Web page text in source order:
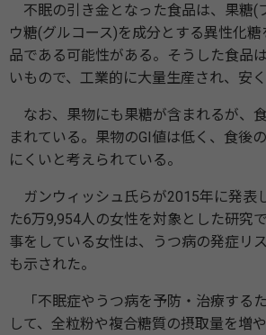
不眠の引き金となった食品は、果糖(
ウ糖(グルコース)を成分とする異性化
品である可能性がある。そうした食品
いもので、工業的に大量生産され、安
なお、果物にも果糖が含まれるが、
まれている。果物のGI値は低く、食後
にくいと考えられている。
ガンウィッシュ氏らが2015年に発表
た6万9,954人の女性を対象とした研究
事をしている女性は、うつ病の発症リ
も示された。
「不眠症やうつ病を予防・治療する
して、全粒粉や複合糖質の摂取量を増